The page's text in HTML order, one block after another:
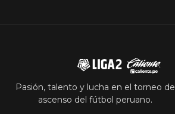
Pasión, talento y lucha en el torneo de
ascenso del fútbol peruano.